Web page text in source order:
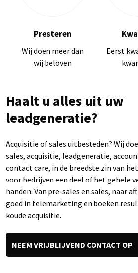
Presteren
Wij doen meer dan
wij beloven
Eerst
Haalt u alles uit uw
leadgeneratie?
Acquisitie of sales uitbesteden? Wij
sales, acquisitie, leadgeneratie,
contact care, in de breedste zin van
voor bedrijven een deel of het gehele
handen. Van pre-sales en sales, naar
goed in telemarketing en boeken
koude acquisitie.
NEEM VRIJBLIJVEND CONTACT OP